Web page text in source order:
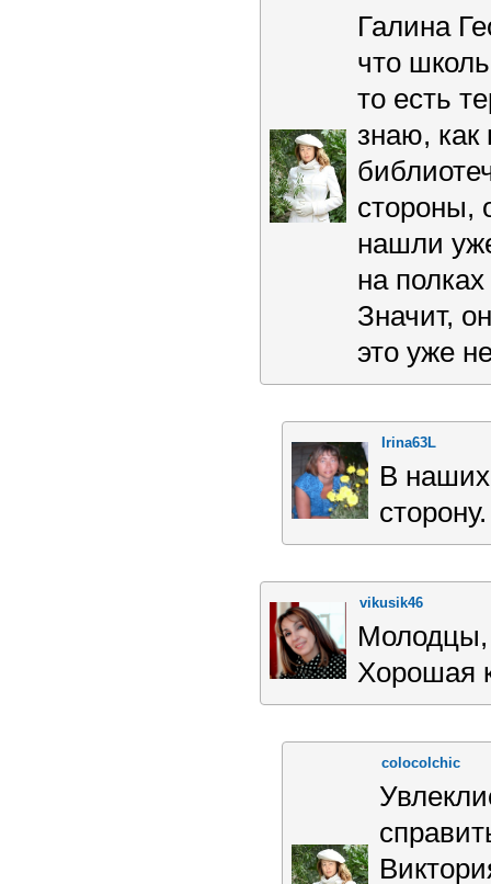
Галина
что
то есть
знаю, как
стороны,
нашли
на
Значит,
это уже
Irina63L
В
сторону.
vikusik46
Молодцы,
Хорошая
colocolchic